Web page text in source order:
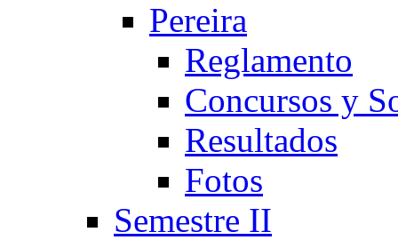
Pereira
Reglamento
Concursos y
Resultados
Fotos
Semestre II